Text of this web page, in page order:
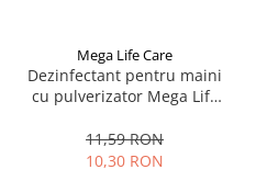
pe suporturi de haine, usi etc.
Mega Life Care
Dezinfectant pentru maini
cu pulverizator Mega Life
levuricid, virucid, eficient si
impotriva Coronavirus
11,59 RON
10,30 RON